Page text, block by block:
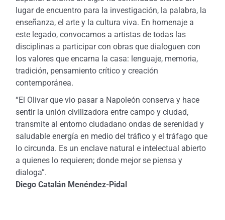
lugar de encuentro para la investigación, la palabra, la
enseñanza, el arte y la cultura viva. En homenaje a
este legado, convocamos a artistas de todas las
disciplinas a participar con obras que dialoguen con
los valores que encarna la casa: lenguaje, memoria,
tradición, pensamiento crítico y creación
contemporánea.
“El Olivar que vio pasar a Napoleón conserva y hace
sentir la unión civilizadora entre campo y ciudad,
transmite al entorno ciudadano ondas de serenidad y
saludable energía en medio del tráfico y el tráfago que
lo circunda. Es un enclave natural e intelectual abierto
a quienes lo requieren; donde mejor se piensa y
dialoga”.
Diego Catalán Menéndez-Pidal